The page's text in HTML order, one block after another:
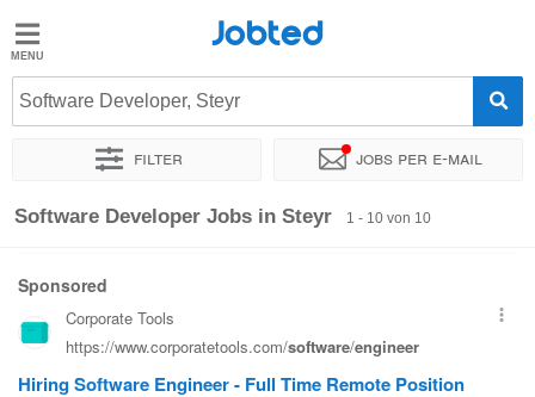
Jobted
Jobs
Jobted
Software Developer, Steyr
Filter Jobs per e-mail
Sortieren nach Genauer Standort Unternehmen
Software Developer Jobs in Steyr 1 - 10 von 10